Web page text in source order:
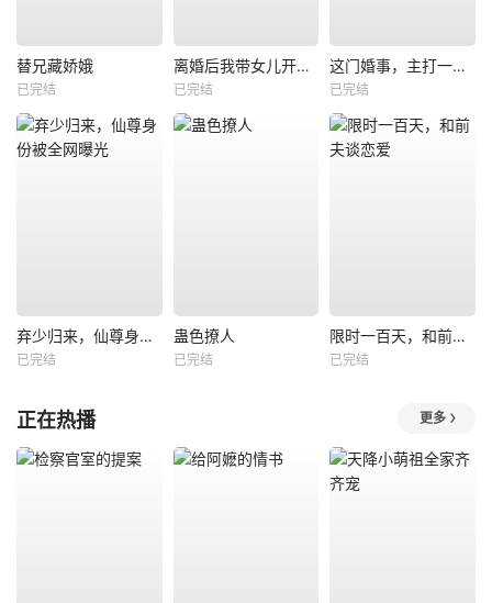
替兄藏娇娥
已完结
离婚后我带女儿开启新人生
已完结
这门婚事，主打一个反向饲养
已完结
弃少归来，仙尊身份被全网曝光
已完结
蛊色撩人
已完结
限时一百天，和前夫谈恋爱
已完结
正在热播 更多